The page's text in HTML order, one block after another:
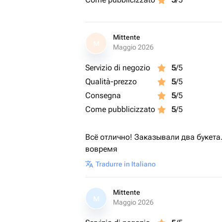
M
Mittente
Maggio 2026
Servizio di negozio 5/5
Qualità-prezzo
5/5
Consegna
5/5
Come pubblicizzato
5/5
Всё отлично! Заказывали два
вовремя
Tradurre in Italiano
M
Mittente
Maggio 2026